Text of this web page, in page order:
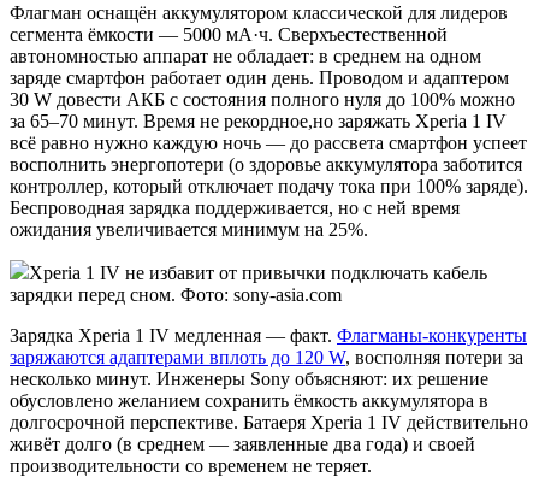
Флагман оснащён аккумулятором классической для лидеров
сегмента ёмкости — 5000 мА·ч. Сверхъестественной
автономностью аппарат не обладает: в среднем на одном
заряде смартфон работает один день. Проводом и адаптером
30 W довести АКБ с состояния полного нуля до 100% можно
за 65–70 минут. Время не рекордное,но заряжать Xperia 1 IV
всё равно нужно каждую ночь — до рассвета смартфон успеет
восполнить энергопотери (о здоровье аккумулятора заботится
контроллер, который отключает подачу тока при 100% заряде).
Беспроводная зарядка поддерживается, но с ней время
ожидания увеличивается минимум на 25%.
Xperia 1 IV не избавит от привычки подключать кабель
зарядки перед сном. Фото: sony-asia.com
Зарядка Xperia 1 IV медленная — факт. Флагманы-конкуренты
заряжаются адаптерами вплоть до 120 W, восполняя потери за
несколько минут. Инженеры Sony объясняют: их решение
обусловлено желанием сохранить ёмкость аккумулятора в
долгосрочной перспективе. Батаеря Xperia 1 IV действительно
живёт долго (в среднем — заявленные два года) и своей
производительности со временем не теряет.